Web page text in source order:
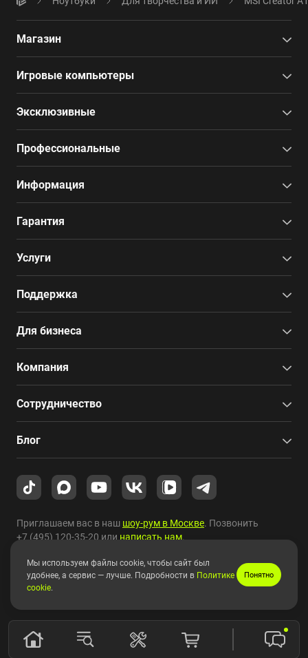
Магазин
Игровые компьютеры
Эксклюзивные
Профессиональные
Информация
Гарантия
Услуги
Поддержка
Для бизнеса
Компания
Сотрудничество
Блог
Приглашаем вас в наш шоу-рум в Москве. Позвонить
+7 (495) 120-35-20илинаписать нам.
Copyright © 2010-2026 HYPERPC.
Мы используем файлы cookie, чтобы сайт был
удобнее, а сервис — лучше. Подробности в Политике
cookie.
Понятно